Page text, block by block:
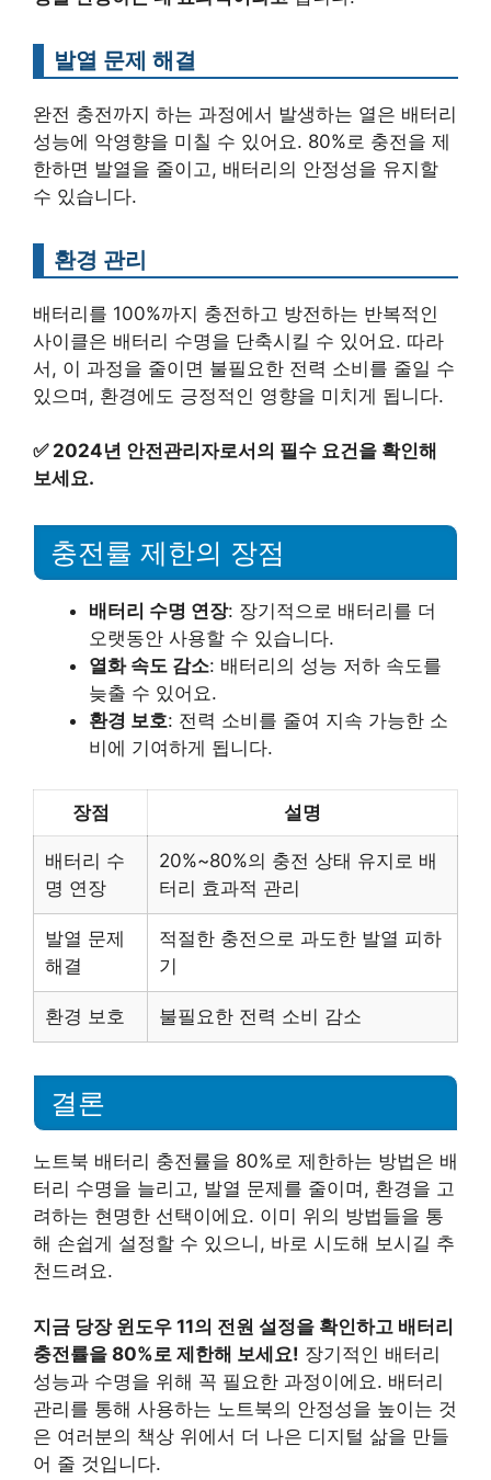
발열 문제 해결
완전 충전까지 하는 과정에서 발생하는 열은 배터리
성능에 악영향을 미칠 수 있어요. 80%로 충전을 제
한하면 발열을 줄이고, 배터리의 안정성을 유지할
수 있습니다.
환경 관리
배터리를 100%까지 충전하고 방전하는 반복적인
사이클은 배터리 수명을 단축시킬 수 있어요. 따라
서, 이 과정을 줄이면 불필요한 전력 소비를 줄일 수
있으며, 환경에도 긍정적인 영향을 미치게 됩니다.
✅ 2024년 안전관리자로서의 필수 요건을 확인해
보세요.
충전률 제한의 장점
배터리 수명 연장: 장기적으로 배터리를 더
오랫동안 사용할 수 있습니다.
열화 속도 감소: 배터리의 성능 저하 속도를
늦출 수 있어요.
환경 보호: 전력 소비를 줄여 지속 가능한 소
비에 기여하게 됩니다.
장점 설명
배터리 수
명 연장
20%~80%의 충전 상태 유지로 배
터리 효과적 관리
발열 문제
해결
적절한 충전으로 과도한 발열 피하
기
환경 보호 불필요한 전력 소비 감소
결론
노트북 배터리 충전률을 80%로 제한하는 방법은 배
터리 수명을 늘리고, 발열 문제를 줄이며, 환경을 고
려하는 현명한 선택이에요. 이미 위의 방법들을 통
해 손쉽게 설정할 수 있으니, 바로 시도해 보시길 추
천드려요.
지금 당장 윈도우 11의 전원 설정을 확인하고 배터리
충전률을 80%로 제한해 보세요! 장기적인 배터리
성능과 수명을 위해 꼭 필요한 과정이에요. 배터리
관리를 통해 사용하는 노트북의 안정성을 높이는 것
은 여러분의 책상 위에서 더 나은 디지털 삶을 만들
어 줄 것입니다.